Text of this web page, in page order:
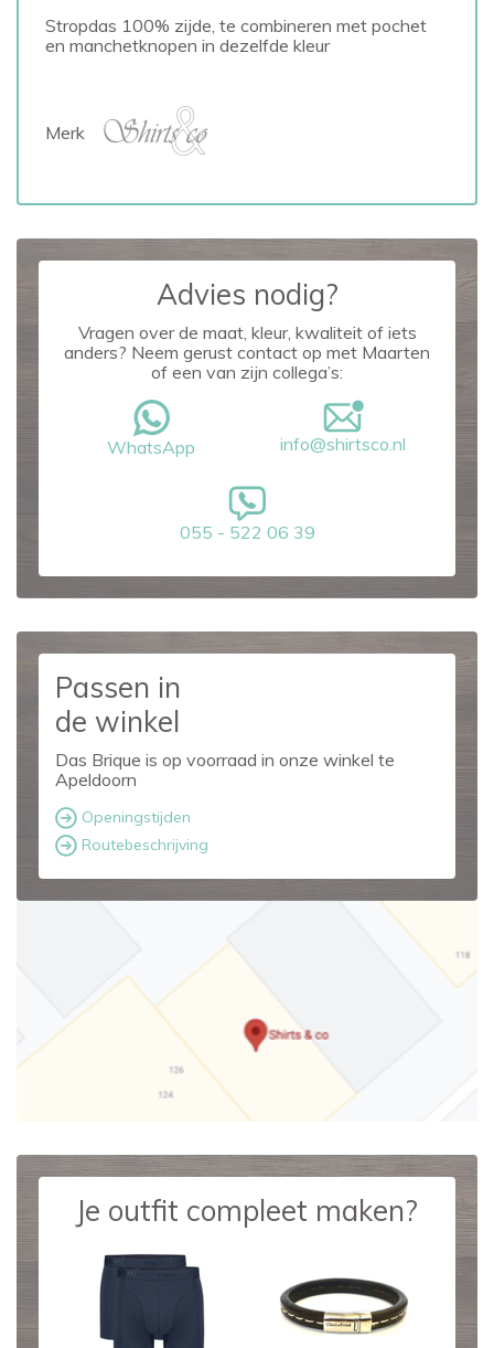
Stropdas 100% zijde, te combineren met pochet
en manchetknopen in dezelfde kleur
Merk
Advies nodig?
Vragen over de maat, kleur, kwaliteit of iets
anders? Neem gerust contact op met Maarten
of een van zijn collega’s:
WhatsApp info@shirtsco.nl
055 - 522 06 39
Passen in
de winkel
Das Brique is op voorraad in onze winkel te
Apeldoorn
Openingstijden
Routebeschrijving
Je outfit compleet maken?